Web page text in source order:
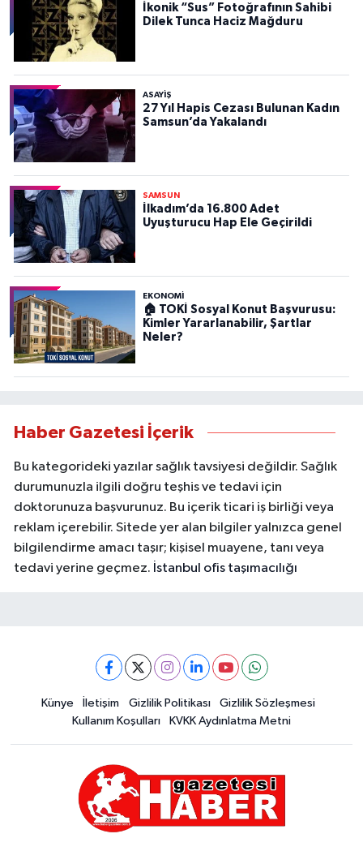
İkonik “Sus” Fotoğrafının Sahibi
Dilek Tunca Haciz Mağduru
ASAYIŞ
27 Yıl Hapis Cezası Bulunan Kadın
Samsun’da Yakalandı
SAMSUN
İlkadım’da 16.800 Adet
Uyuşturucu Hap Ele Geçirildi
EKONOMİ
🏠 TOKİ Sosyal Konut Başvurusu:
Kimler Yararlanabilir, Şartlar
Neler?
Haber Gazetesi İçerik
Bu kategorideki yazılar sağlık tavsiyesi değildir. Sağlık
durumunuzla ilgili doğru teşhis ve tedavi için
doktorunuza başvurunuz. Bu içerik ticari iş birliği veya
reklam içerebilir. Sitede yer alan bilgiler yalnızca genel
bilgilendirme amacı taşır; kişisel muayene, tanı veya
tedavi yerine geçmez. İstanbul ofis taşımacılığı
Künye İletişim Gizlilik Politikası
Gizlilik Sözleşmesi
Kullanım Koşulları
KVKK Aydınlatma Metni